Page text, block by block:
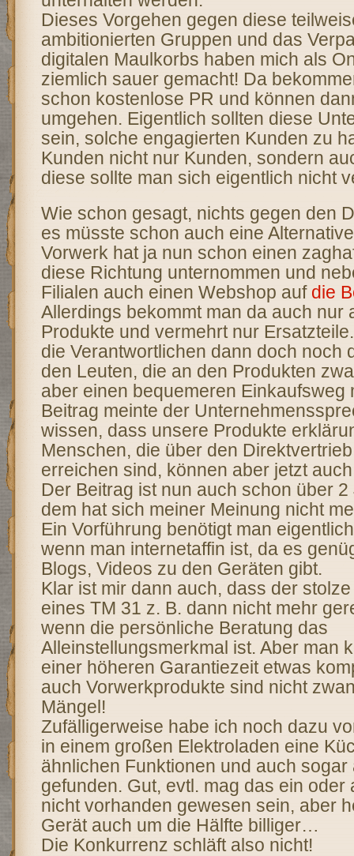
Dieses Vorgehen gegen diese
ambitionierten Gruppen und das
digitalen Maulkorbs haben mich als
ziemlich sauer gemacht! Da
schon kostenlose PR und können
umgehen. Eigentlich sollten diese
sein, solche engagierten Kunden zu
Kunden nicht nur Kunden, sondern
diese sollte man sich eigentlich nicht
Wie schon gesagt, nichts gegen den
es müsste schon auch eine
Vorwerk hat ja nun schon einen
diese Richtung unternommen und
Filialen auch einen Webshop auf die
Allerdings bekommt man da auch nur
Produkte und vermehrt nur
die Verantwortlichen dann doch noch
den Leuten, die an den Produkten
aber einen bequemeren Einkaufsweg
Beitrag meinte der
wissen, dass unsere Produkte
Menschen, die über den
erreichen sind, können aber jetzt
Der Beitrag ist nun auch schon über 2
dem hat sich meiner Meinung nicht
Ein Vorführung benötigt man
wenn man internetaffin ist, da es
Blogs, Videos zu den Geräten gibt.
Klar ist mir dann auch, dass der
eines TM 31 z. B. dann nicht mehr
wenn die persönliche Beratung das
Alleinstellungsmerkmal ist. Aber man
einer höheren Garantiezeit etwas
auch Vorwerkprodukte sind nicht
Mängel!
Zufälligerweise habe ich noch dazu
in einem großen Elektroladen eine
ähnlichen Funktionen und auch sogar
gefunden. Gut, evtl. mag das ein oder
nicht vorhanden gewesen sein, aber
Gerät auch um die Hälfte billiger…
Die Konkurrenz schläft also nicht!